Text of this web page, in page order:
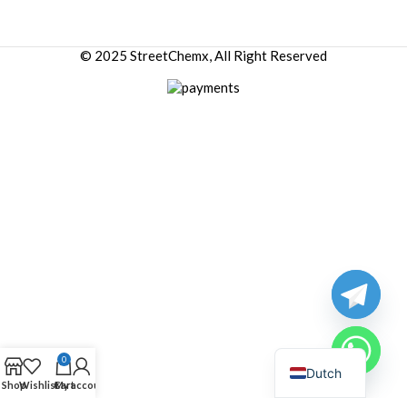
© 2025 StreetChemx, All Right Reserved
ShopWishlist
0
Cart
My account
Dutch